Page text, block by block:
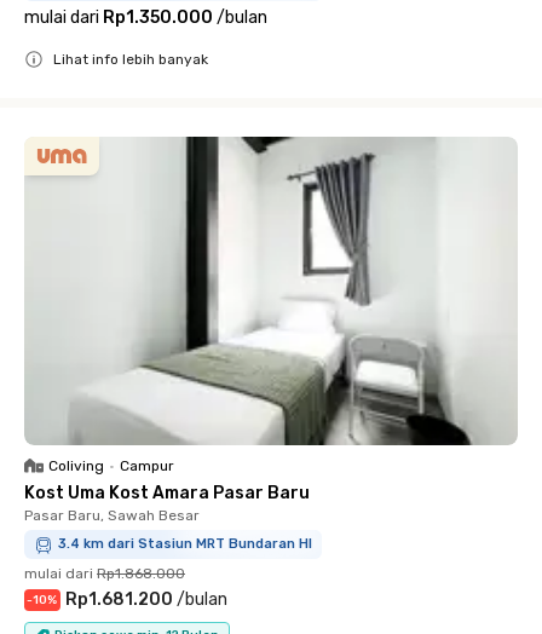
mulai dari Rp1.350.000 /bulan
Lihat info lebih banyak
Coliving • Campur
Kost Uma Kost Amara Pasar Baru
Pasar Baru, Sawah Besar
3.4 km dari Stasiun MRT Bundaran HI
mulai dari Rp1.868.000
-10% Rp1.681.200 /bulan